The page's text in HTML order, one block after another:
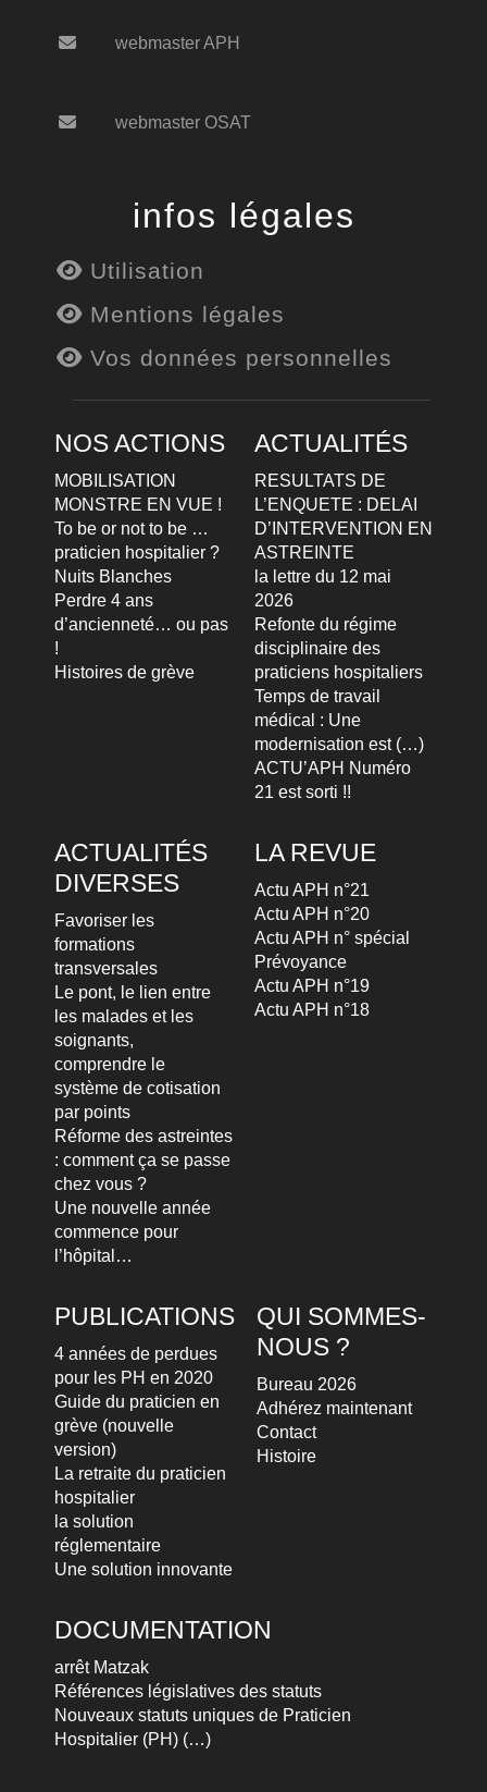
webmaster APH
webmaster OSAT
infos légales
Utilisation
Mentions légales
Vos données personnelles
NOS ACTIONS
MOBILISATION
MONSTRE EN VUE !
To be or not to be …
praticien hospitalier ?
Nuits Blanches
Perdre 4 ans
d’ancienneté… ou pas
!
Histoires de grève
ACTUALITÉS
RESULTATS DE
L’ENQUETE : DELAI
D’INTERVENTION EN
ASTREINTE
la lettre du 12 mai
2026
Refonte du régime
disciplinaire des
praticiens hospitaliers
Temps de travail
médical : Une
modernisation est (…)
ACTU’APH Numéro
21 est sorti !!
ACTUALITÉS
DIVERSES
Favoriser les
formations
transversales
Le pont, le lien entre
les malades et les
soignants,
comprendre le
système de cotisation
par points
Réforme des astreintes
: comment ça se passe
chez vous ?
Une nouvelle année
commence pour
l’hôpital…
LA REVUE
Actu APH n°21
Actu APH n°20
Actu APH n° spécial
Prévoyance
Actu APH n°19
Actu APH n°18
PUBLICATIONS
4 années de perdues
pour les PH en 2020
Guide du praticien en
grève (nouvelle
version)
La retraite du praticien
hospitalier
la solution
réglementaire
Une solution innovante
QUI SOMMES-
NOUS ?
Bureau 2026
Adhérez maintenant
Contact
Histoire
DOCUMENTATION
arrêt Matzak
Références législatives des statuts
Nouveaux statuts uniques de Praticien
Hospitalier (PH) (…)